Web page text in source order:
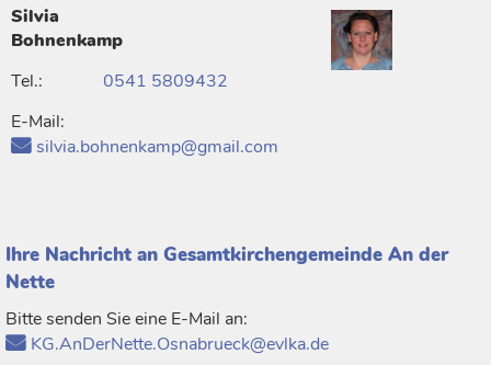
Silvia
Bohnenkamp
Tel.:
0541 5809432
E-Mail:
silvia.bohnenkamp@gmail.com
Ihre Nachricht an Gesamtkirchengemeinde An der
Nette
Bitte senden Sie eine E-Mail an:
KG.AnDerNette.Osnabrueck@evlka.de